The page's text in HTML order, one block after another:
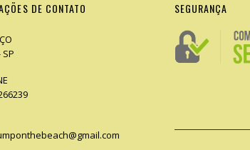
DE CONTATO SEGURANÇA